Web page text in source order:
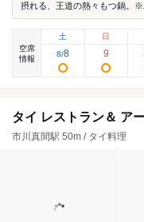
摂れる、王道の熱々もつ鍋。
空席
情報
土
8/8
日
9
タイ レストラン＆ ア
市川真間駅 50m / タイ料理